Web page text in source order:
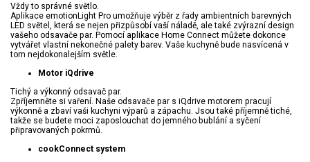
Vždy to správné světlo.
Aplikace emotionLight Pro umožňuje výběr z řady ambientních barevných
LED světel, která se nejen přizpůsobí vaší náladě, ale také zvýrazní design
vašeho odsavače par. Pomocí aplikace Home Connect můžete dokonce
vytvářet vlastní nekonečné palety barev. Vaše kuchyně bude nasvícená v
tom nejdokonalejším světle.
Motor iQdrive
Tichý a výkonný odsavač par.
Zpříjemněte si vaření. Naše odsavače par s iQdrive motorem pracují
výkonně a zbaví vaši kuchyni výparů a zápachu. Jsou také příjemně tiché,
takže se budete moci zaposlouchat do jemného bublání a syčení
připravovaných pokrmů.
cookConnect system